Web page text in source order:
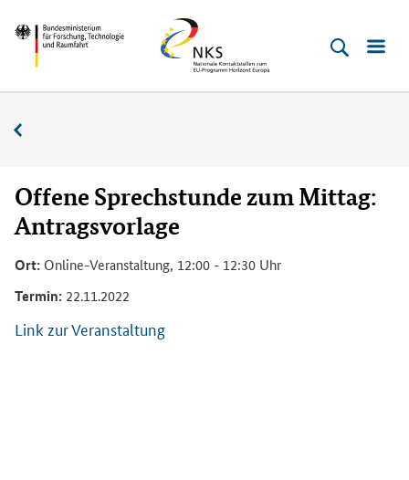
zum
Inhalt
(Eingabetaste)
zum
Hauptmenu
(Eingabetaste)
zur
Suche
(Eingabetaste)
zur
Fußleiste
(Enter)
Bundesministerium
Technologie
Raumfahrt
Horizont
Europa
Offene Sprechstunde zum Mittag:
Antragsvorlage
Ort: Online-Veranstaltung, 12:00 - 12:30 Uhr
Termin: 22.11.2022
Link zur Veranstaltung